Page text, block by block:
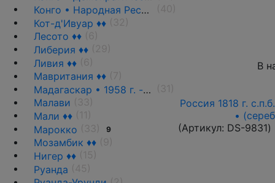
Конго • Народная Республика ♦♦
Кот-д'Ивуар ♦♦
Лесото ♦♦
Либерия ♦♦
Ливия ♦♦
Мавритания ♦♦
Мадагаскар • 1958 г. - н.д.
Малави
Мали ♦♦
Марокко
9
Мозамбик ♦♦
Нигер ♦♦
Руанда
В
Россия 1818 г.
•
(Артикул: DS-9831)